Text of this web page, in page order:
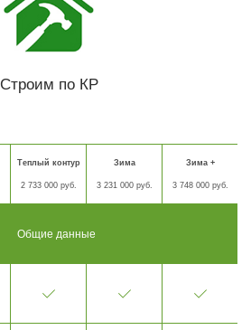
Строим по КР
Теплый контур
2 733 000 руб.
Зима
3 231 000 руб.
Зима +
3 748 000 руб.
Общие данные